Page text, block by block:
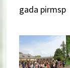
gada pirmsp